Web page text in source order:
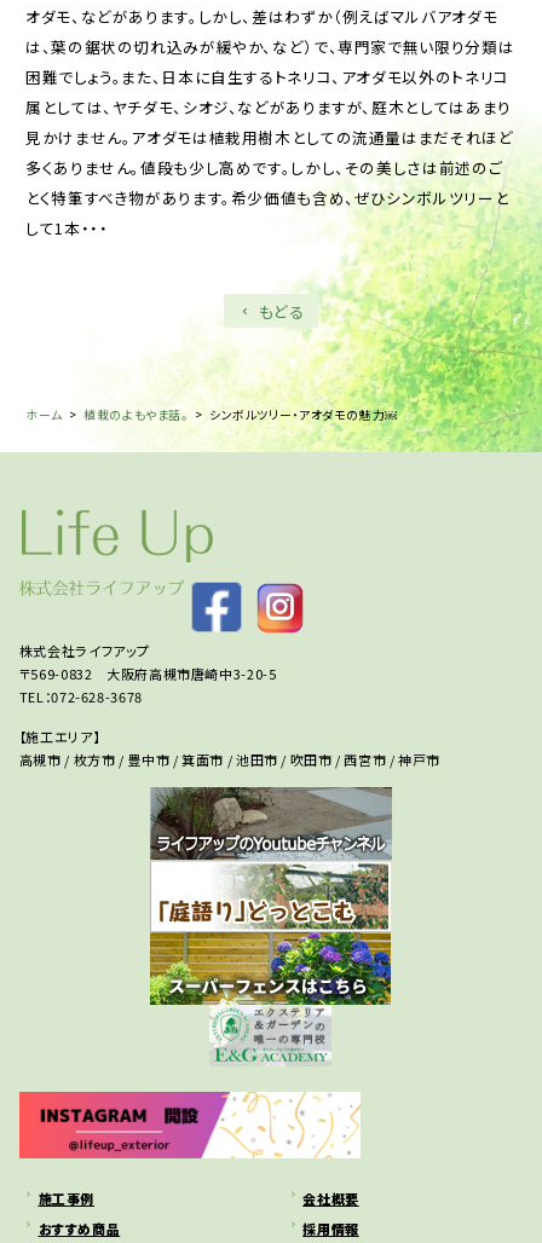
オダモ、などがあります。しかし、差はわずか（例えばマルバアオダモ
は、葉の鋸状の切れ込みが緩やか、など）で、専門家で無い限り分類は
困難でしょう。また、日本に自生するトネリコ、アオダモ以外のトネリコ
属としては、ヤチダモ、シオジ、などがありますが、庭木としてはあまり
見かけません。アオダモは植栽用樹木としての流通量はまだそれほど
多くありません。値段も少し高めです。しかし、その美しさは前述のご
とく特筆すべき物があります。希少価値も含め、ぜひシンボルツリーと
して1本・・・
もどる
ホーム >植栽のよもやま話。 > シンボルツリー・アオダモの魅力￼
株式会社ライフアップ
〒569-0832 大阪府高槻市唐崎中3-20-5
TEL：072-628-3678
【施工エリア】
高槻市 / 枚方市 / 豊中市 / 箕面市 / 池田市 / 吹田市 / 西宮市 / 神戸市
施工事例
おすすめ商品
会社概要
採用情報